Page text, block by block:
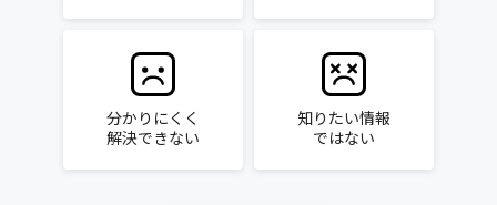
分かりにくく
解決できない
知りたい情報
ではない